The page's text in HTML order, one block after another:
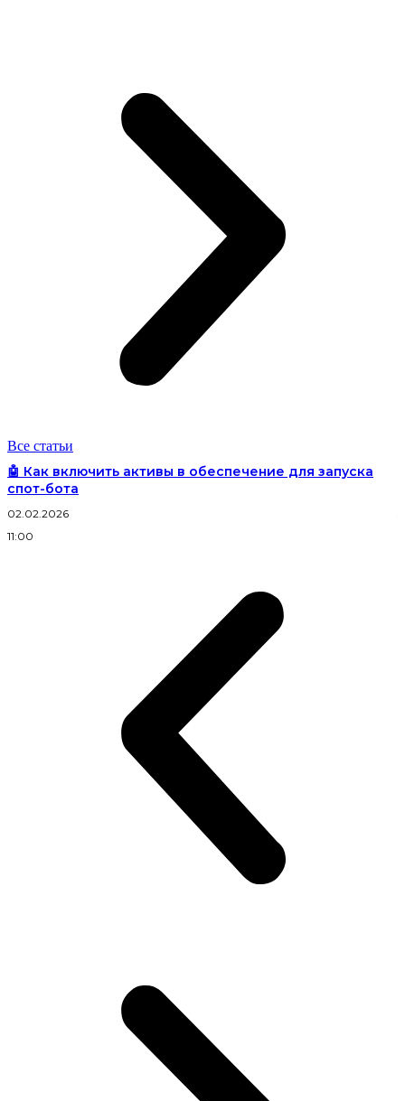
Все статьи
🤖 Как включить активы в обеспечение для запуска
спот-бота
02.02.2026
11:00